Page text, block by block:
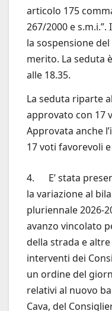
articolo 175
267/2000 e
la sospensione
merito. La seduta
alle 18.35.
La seduta riparte
approvato con 17
Approvata anche
17 voti favorevoli
4. E’ stata
la variazione al
pluriennale 2026-
avanzo vincolato
della strada e
interventi dei
un ordine del
relativi al nuovo
Cava, del